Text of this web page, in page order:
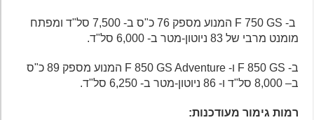
ב- F 750 GS המנוע מספק 76 כ"ס ב- 7,500 סל"ד ומפתח
מומנט מרבי של 83 ניוטון-מטר ב- 6,000 סל"ד.
ב- F 850 ​​GS ו- F 850 ​​GS Adventure המנוע מספק 89 כ"ס
ב– 8,000 סל"ד ו- 86 ניוטון-מטר ב- 6,250 סל"ד.
רמות גימור מעודכנות: